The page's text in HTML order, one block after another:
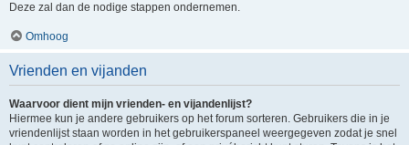
Deze zal dan de nodige stappen ondernemen.
Omhoog
Vrienden en vijanden
Waarvoor dient mijn vrienden- en vijandenlijst?
Hiermee kun je andere gebruikers op het forum sorteren. Gebruikers die in je
vriendenlijst staan worden in het gebruikerspaneel weergegeven zodat je snel